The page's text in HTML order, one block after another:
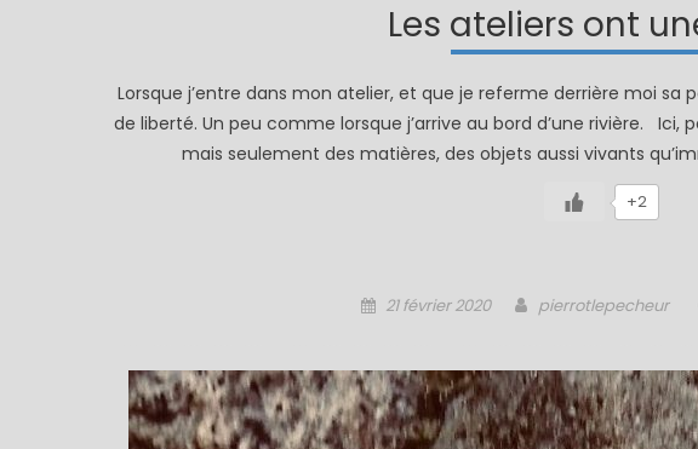
Les ateliers ont
Lorsque j’entre dans mon atelier, et que je referme derrière moi sa
de liberté. Un peu comme lorsque j’arrive au bord d’une rivière. Ici,
mais seulement des matières, des objets aussi vivants
+2
Posted
21 février 2020 Author
pierrotlepecheur